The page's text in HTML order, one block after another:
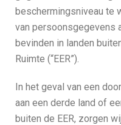
beschermingsniveau te
van persoonsgegevens
bevinden in landen
Ruimte (“EER”).
In het geval van een
aan een derde land of
buiten de EER, zorgen